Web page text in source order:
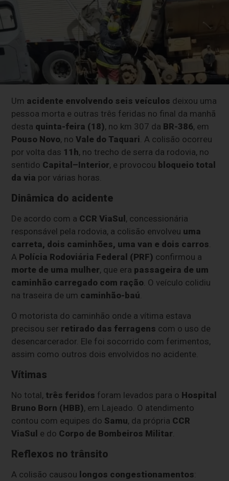
Um acidente envolvendo seis veículos deixou uma
pessoa morta e outras três feridas no final da manhã
desta quinta-feira (18), no km 307 da BR-386, em
Pouso Novo, noVale do Taquari . A colisão ocorreu
por volta das 11h, no trecho de serra da rodovia, no
sentido Capital–Interior, e provocou bloqueio total
da via por várias horas.
Dinâmica do acidente
De acordo com a CCR ViaSul, concessionária
responsável pela rodovia, a colisão envolveu uma
carreta, dois caminhões, uma van e dois carros
A Polícia Rodoviária Federal (PRF) confirmou a
morte de uma mulher, que era passageira de um
caminhão carregado com ração . O veículo colidiu
na traseira de um caminhão-baú
O motorista do caminhão onde a vítima estava
precisou ser retirado das ferragens com o uso de
desencarcerador. Ele foi socorrido com ferimentos,
assim como outros dois envolvidos no acidente.
Vítimas
No total, três feridos foram levados para o Hospital
Bruno Born (HBB), em Lajeado. O atendimento
contou com equipes do Samu, da própria CCR
ViaSul e do Corpo de Bombeiros Militar
Reflexos no trânsito
A colisão causou longos congestionamentos: